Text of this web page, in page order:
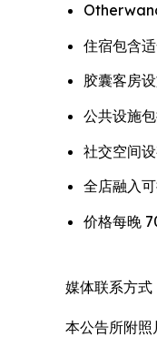
住宿包含
胶囊客房
公共设施
社交空间
全店融入
价格每晚
媒体联系方
本公告所附照